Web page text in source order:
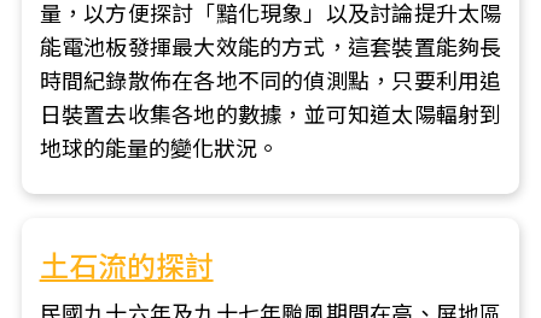
量，以方便探討「黯化現象」以及討論提升太陽
能電池板發揮最大效能的方式，這套裝置能夠長
時間紀錄散佈在各地不同的偵測點，只要利用追
日裝置去收集各地的數據，並可知道太陽輻射到
地球的能量的變化狀況。
土石流的探討